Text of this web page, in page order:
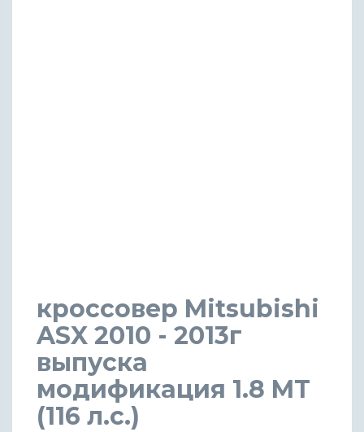
кроссовер Mitsubishi
ASX 2010 - 2013г
выпуска
модификация 1.8 MT
(116 л.с.)